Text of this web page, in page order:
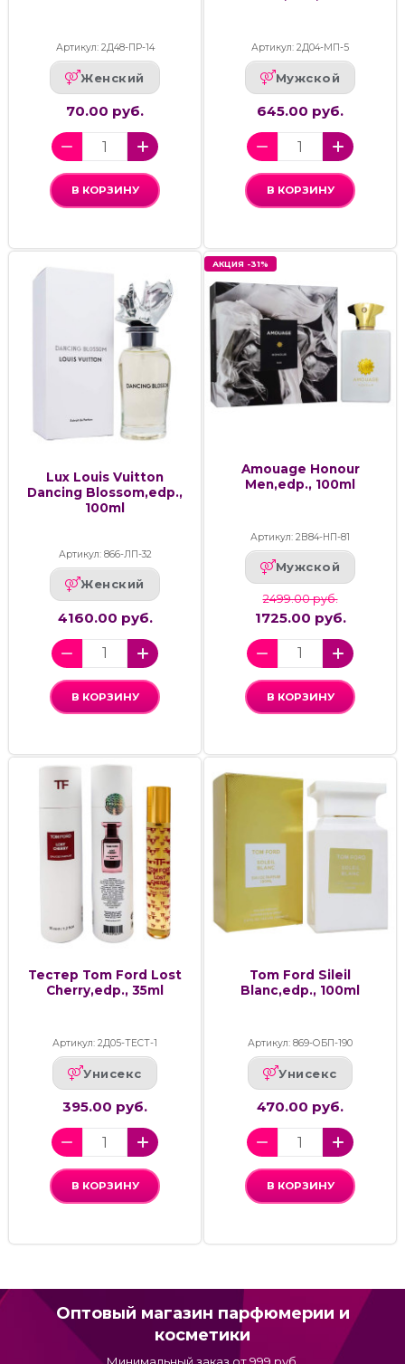
Артикул: 2Д48-ПР-14
Женский
70.00 руб.
В КОРЗИНУ
Артикул: 2Д04-МП-5
Мужской
645.00 руб.
В КОРЗИНУ
Lux Louis Vuitton
Dancing Blossom,edp.,
100ml
Артикул: 866-ЛП-32
Женский
4160.00 руб.
В КОРЗИНУ
АКЦИЯ -31%
Amouage Honour
Men,edp., 100ml
Артикул: 2В84-НП-81
Мужской
2499.00 руб.
1725.00 руб.
В КОРЗИНУ
Тестер Tom Ford Lost
Cherry,edp., 35ml
Артикул: 2Д05-ТЕСТ-1
Унисекс
395.00 руб.
В КОРЗИНУ
Tom Ford Sileil
Blanc,edp., 100ml
Артикул: 869-ОБП-190
Унисекс
470.00 руб.
В КОРЗИНУ
Оптовый магазин парфюмерии и
косметики
Минимальный заказ от 999 руб.